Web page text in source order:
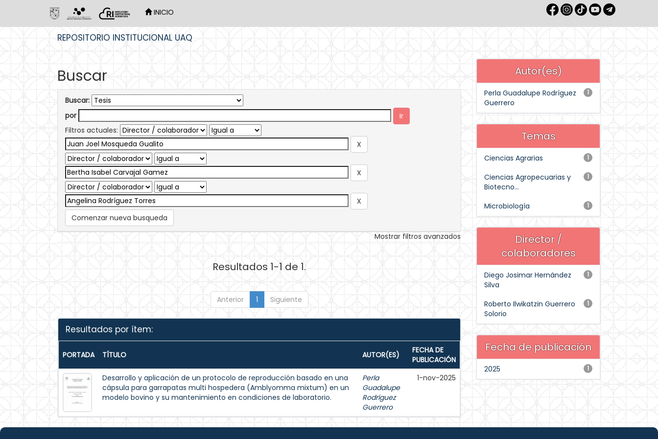
INICIO
REPOSITORIO INSTITUCIONAL UAQ
Buscar
Buscar:
por
Filtros actuales:
Comenzar nueva busqueda
Mostrar filtros avanzados
Resultados 1-1 de 1.
Anterior 1 Siguiente
Resultados por ítem:
PORTADA TÍTULO AUTOR(ES)
FECHA DE
PUBLICACIÓN
Desarrollo y aplicación de un protocolo de reproducción basado en una
cápsula para garrapatas multi hospedera (Amblyomma mixtum) en un
modelo bovino y su mantenimiento en condiciones de laboratorio.
Perla
Guadalupe
Rodríguez
Guerrero
1-nov-2025
Autor(es)
1
Perla Guadalupe Rodríguez
Guerrero
Temas
1
Ciencias Agrarias
1
Ciencias Agropecuarias y
Biotecno...
1
Microbiología
Director /
colaboradores
1
Diego Josimar Hernández
Silva
1
Roberto Ilwikatzin Guerrero
Solorio
Fecha de publicación
1
2025